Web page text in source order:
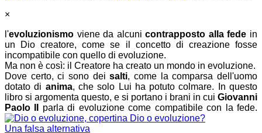
×
l'evoluzionismo viene da alcunicontrapposto alla fede in
un Dio creatore, come se il concetto di creazione fosse
incompatibile con quello di evoluzione.
Ma non è così: il Creatore ha creato un mondo in evoluzione.
Dove certo, ci sono deisalti, come la comparsa dell'uomo
dotato di anima, che solo Lui ha potuto colmare. In questo
libro si argomenta questo, e si portano i brani in cui Giovanni
Paolo II
parla di evoluzione come compatibile con la fede.
Dio o evoluzione?
Una falsa alternativa